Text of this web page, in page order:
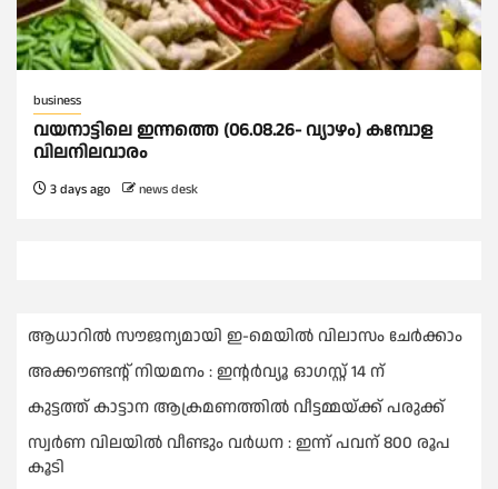
business
വയനാട്ടിലെ ഇന്നത്തെ (06.08.26- വ്യാഴം) കമ്പോള
വിലനിലവാരം
3 days ago news desk
ആധാറിൽ സൗജന്യമായി ഇ-മെയിൽ വിലാസം ചേർക്കാം
അക്കൗണ്ടന്റ് നിയമനം : ഇൻ്റർവ്യൂ ഓഗസ്റ്റ് 14 ന്
കുട്ടത്ത് കാട്ടാന ആക്രമണത്തിൽ വീട്ടമ്മയ്ക്ക് പരുക്ക്
സ്വർണ വിലയില്‍ വീണ്ടും വർധന : ഇന്ന് പവന് 800 രൂപ
കൂടി